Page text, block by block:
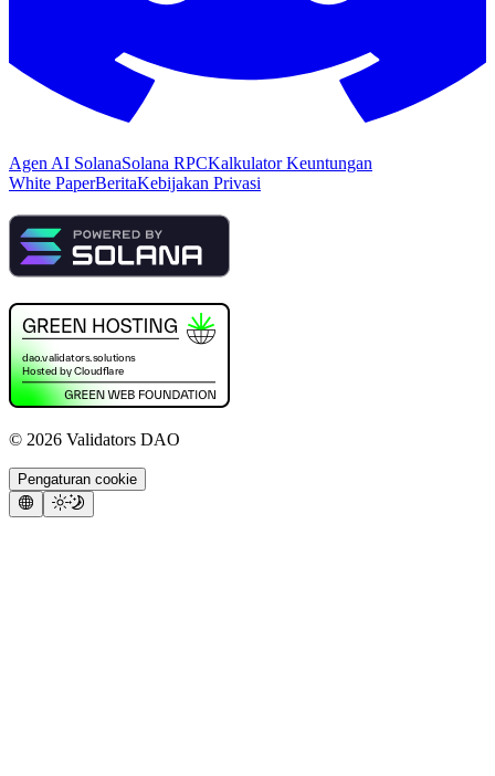
Agen AI SolanaSolana RPCKalkulator Keuntungan
White PaperBeritaKebijakan Privasi
© 2026 Validators DAO
Pengaturan cookie